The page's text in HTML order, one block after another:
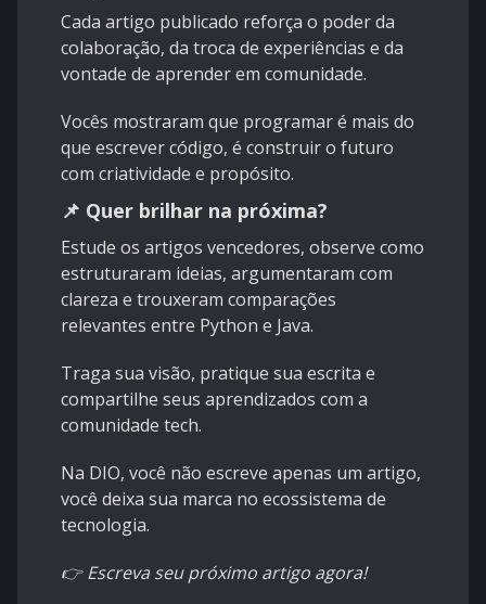
Cada artigo publicado reforça o poder da
colaboração, da troca de experiências e da
vontade de aprender em comunidade.
Vocês mostraram que programar é mais do
que escrever código, é construir o futuro
com criatividade e propósito.
📌 Quer brilhar na próxima?
Estude os artigos vencedores, observe como
estruturaram ideias, argumentaram com
clareza e trouxeram comparações
relevantes entre Python e Java.
Traga sua visão, pratique sua escrita e
compartilhe seus aprendizados com a
comunidade tech.
Na DIO, você não escreve apenas um artigo,
você deixa sua marca no ecossistema de
tecnologia.
👉Escreva seu próximo artigo agora!